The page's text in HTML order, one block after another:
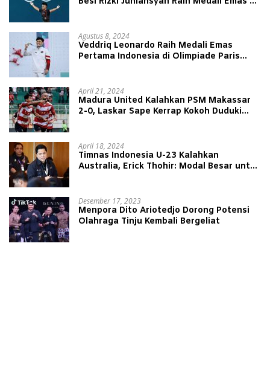
Agustus 8, 2024
Veddriq Leonardo Raih Medali Emas
Pertama Indonesia di Olimpiade Paris
April 21, 2024
Madura United Kalahkan PSM Makassar
2-0, Laskar Sape Kerrap Kokoh Duduki
April 18, 2024
Timnas Indonesia U-23 Kalahkan
Australia, Erick Thohir: Modal Besar untuk
Desember 17, 2023
Menpora Dito Ariotedjo Dorong Potensi
Olahraga Tinju Kembali Bergeliat